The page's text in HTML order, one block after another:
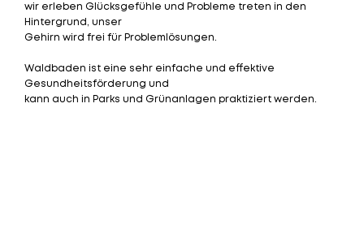
wir erleben Glücksgefühle und Probleme treten in den
Hintergrund, unser
Gehirn wird frei für Problemlösungen.
Waldbaden ist eine sehr einfache und effektive
Gesundheitsförderung und
kann auch in Parks und Grünanlagen praktiziert werden.